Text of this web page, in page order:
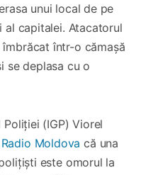
unui local de pe
al capitalei. Atacatorul
într-o cămașă
se deplasa cu o
(IGP) Viorel
Moldova că una
este omorul la